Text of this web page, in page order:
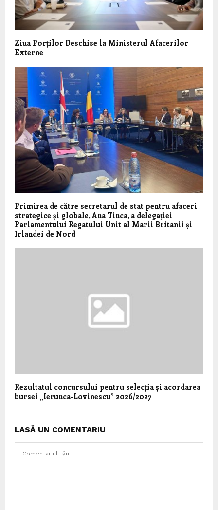
Ziua Porților Deschise la Ministerul Afacerilor
Externe
Primirea de către secretarul de stat pentru afaceri
strategice și globale, Ana Tinca, a delegației
Parlamentului Regatului Unit al Marii Britanii și
Irlandei de Nord
Rezultatul concursului pentru selecția și acordarea
bursei „Ierunca-Lovinescu” 2026/2027
LASĂ UN COMENTARIU